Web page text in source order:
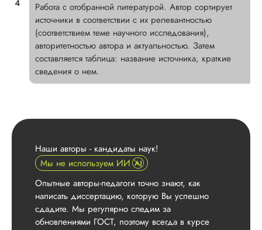
Работа с отобранной литературой. Автор сортирует
источники в соответствии с их релевантностью
(соответствием теме научного исследования),
авторитетностью автора и актуальностью. Затем
составляется таблица: название источника, краткие
сведения о нем.
Наши авторы - кандидаты наук!
Мы не используем ИИ
Опытные авторы-педагоги точно знают, как
написать диссертацию, которую Вы успешно
сдадите. Мы регулярно следим за
обновлениями ГОСТ, поэтому всегда в курсе